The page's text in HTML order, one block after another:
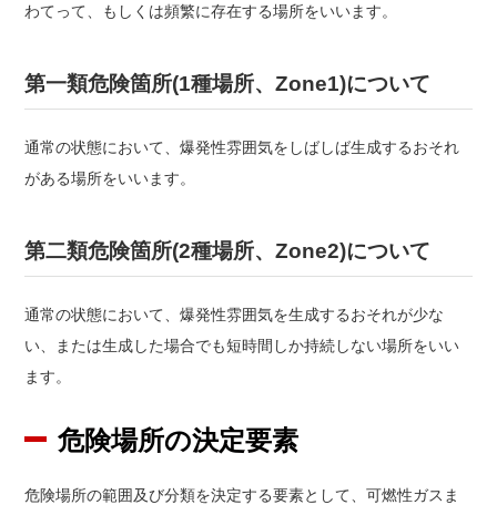
わてって、もしくは頻繁に存在する場所をいいます。
第一類危険箇所(1種場所、Zone1)について
通常の状態において、爆発性雰囲気をしばしば生成するおそれ
がある場所をいいます。
第二類危険箇所(2種場所、Zone2)について
通常の状態において、爆発性雰囲気を生成するおそれが少な
い、または生成した場合でも短時間しか持続しない場所をいい
ます。
危険場所の決定要素
危険場所の範囲及び分類を決定する要素として、可燃性ガスま